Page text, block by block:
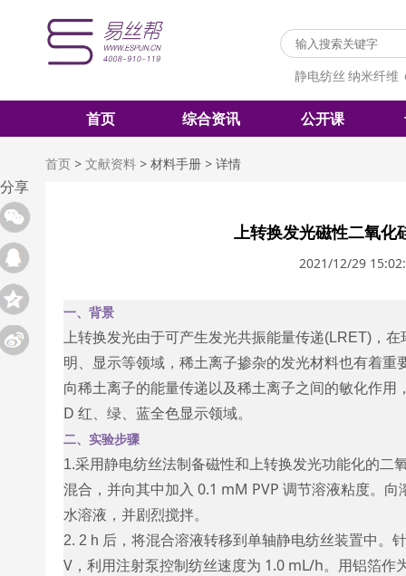
静电纺丝 纳米纤维
首页 综合资讯 公开课
首页 > 文献资料 > 材料手册 > 详情
上转换发光磁性二氧化
2021/12/29
一、背景
上转换发光由于可产生发光共振能量传递(LRET)，
明、显示等领域，稀土离子掺杂的发光材料也有着
向稀土离子的能量传递以及稀土离子之间的敏化作
D 红、绿、蓝全色显示领域。
二、实验步骤
1.采用静电纺丝法制备磁性和上转换发光功能化的二
混合，并向其中加入 0.1 mM PVP 调节溶液粘度。
水溶液，并剧烈搅拌。
2. 2 h 后，将混合溶液转移到单轴静电纺丝装置中。
V ，利用注射泵控制纺丝速度为 1.0 mL/h。用铝箔作
分享